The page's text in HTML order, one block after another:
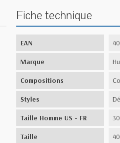
Fiche technique
EAN
Marque
Compositions
Styles
Taille Homme US - FR
Taille 40